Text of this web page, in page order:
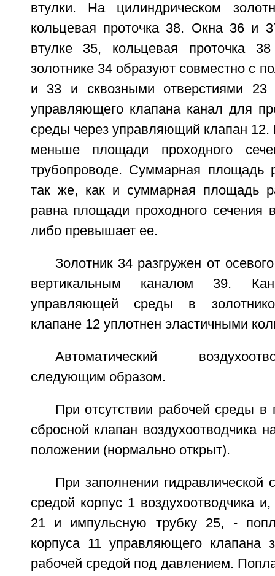
втулки. На цилиндрическом
кольцевая проточка 38. Окна 36 и
втулке 35, кольцевая проточка
золотнике 34 образуют совместно с
и 33 и сквозными отверстиями
управляющего клапана канал для
среды через управляющий клапан
меньше площади проходного
трубопроводе. Суммарная площадь
так же, как и суммарная площадь
равна площади проходного сечения
либо превышает ее.
Золотник 34 разгружен от
вертикальным каналом 39.
управляющей среды в
клапане 12 уплотнен эластичными
Автоматический
следующим образом.
При отсутствии рабочей среды в
сбросной клапан воздухоотводчика
положении (нормально открыт).
При заполнении гидравлической
средой корпус 1 воздухоотводчика
21 и импульсную трубку 25, -
корпуса 11 управляющего клапана
рабочей средой под давлением.